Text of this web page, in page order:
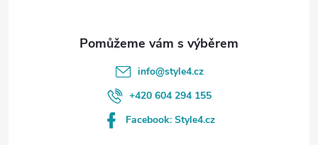
info@style4.cz
+420 604 294 155
Facebook: Style4.cz